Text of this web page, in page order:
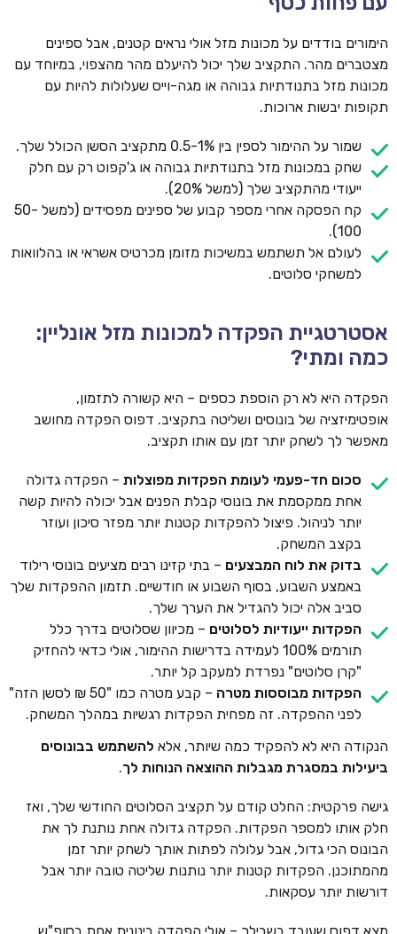
הימורים בודדים על מכונות מזל אולי נראים קטנים, אבל ספינים
מצטברים מהר. התקציב שלך יכול להיעלם מהר מהצפוי, במיוחד עם
מכונות מזל בתנודתיות גבוהה או מגה-וייס שעלולות להיות עם
תקופות יבשות ארוכות.
שמור על ההימור לספין בין 0.5-1% מתקציב הסשן הכולל שלך.
שחק במכונות מזל בתנודתיות גבוהה או ג'קפוט רק עם חלק
ייעודי מהתקציב שלך (למשל 20%).
קח הפסקה אחרי מספר קבוע של ספינים מפסידים (למשל 50-
100).
לעולם אל תשתמש במשיכות מזומן מכרטיס אשראי או בהלוואות
למשחקי סלוטים.
אסטרטגיית הפקדה למכונות מזל אונליין:
כמה ומתי?
הפקדה היא לא רק הוספת כספים – היא קשורה לתזמון,
אופטימיזציה של בונוסים ושליטה בתקציב. דפוס הפקדה מחושב
מאפשר לך לשחק יותר זמן עם אותו תקציב.
סכום חד-פעמי לעומת הפקדות מפוצלות – הפקדה גדולה
אחת ממקסמת את בונוסי קבלת הפנים אבל יכולה להיות קשה
יותר לניהול. פיצול להפקדות קטנות יותר מפזר סיכון ועוזר
בקצב המשחק.
בדוק את לוח המבצעים – בתי קזינו רבים מציעים בונוסי רילוד
באמצע השבוע, בסוף השבוע או חודשיים. תזמון ההפקדות שלך
סביב אלה יכול להגדיל את הערך שלך.
הפקדות ייעודיות לסלוטים – מכיוון שסלוטים בדרך כלל
תורמים 100% לעמידה בדרישות ההימור, אולי כדאי להחזיק
"קרן סלוטים" נפרדת למעקב קל יותר.
הפקדות מבוססות מטרה
– קבע מטרה כמו "50 ₪ לסשן הזה"
לפני ההפקדה. זה מפחית הפקדות רגשיות במהלך המשחק.
הנקודה היא לא להפקיד כמה שיותר, אלא להשתמש בבונוסים
ביעילות במסגרת מגבלות ההוצאה הנוחות לך.
גישה פרקטית: החלט קודם על תקציב הסלוטים החודשי שלך, ואז
חלק אותו למספר הפקדות. הפקדה גדולה אחת נותנת לך את
הבונוס הכי גדול, אבל עלולה לפתות אותך לשחק יותר זמן
מהמתוכנן. הפקדות קטנות יותר נותנות שליטה טובה יותר אבל
דורשות יותר עסקאות.